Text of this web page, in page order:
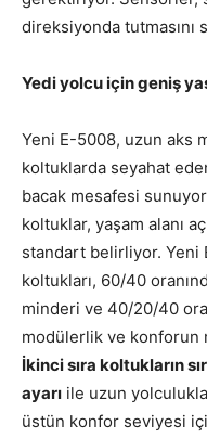
direksiyonda tutmasını
Yedi yolcu için geniş
Yeni E-5008, uzun aks
koltuklarda seyahat
bacak mesafesi
koltuklar, yaşam alanı
standart belirliyor. Yeni
koltukları, 60/40
minderi ve 40/20/40
modülerlik ve konforun
İkinci sıra koltukların
ayarı ile uzun
üstün konfor seviyesi